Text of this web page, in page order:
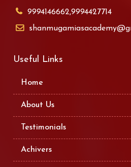
9994146662,9994427714
Useful Links
Home
About Us
Testimonials
Achivers